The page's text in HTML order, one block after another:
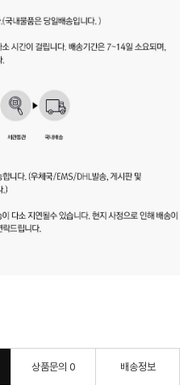
상품문의 0 배송정보